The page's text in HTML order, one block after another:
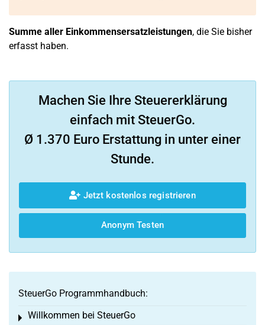
Summe aller Einkommensersatzleistungen, die Sie bisher
erfasst haben.
Machen Sie Ihre Steuererklärung
einfach mit SteuerGo.
Ø 1.370 Euro Erstattung in unter einer
Stunde.
Jetzt kostenlos registrieren
Anonym Testen
SteuerGo Programmhandbuch:
Willkommen bei SteuerGo
Toggle menu